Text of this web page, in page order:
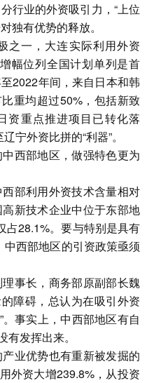
行业的外资吸引力，“上位
独有优势的释放。
之一，大连实际利用外资
幅位列全国计划单列是首
2022年间，来自日本和韩
重均超过50%，包括新致
资重点推进项目已转化落
宁外资比拼的“利器”。
西部地区，做强特色更为
部利用外资技术含量相对
新技术企业中位于东部地
占28.1%。要与特别是具有
中西部地区的引资政策亟须
事长，商务部原副部长魏
障碍，总认为在吸引外资
。事实上，中西部地区有自
发挥出来。
业优势也有重新被发掘的
外资大增239.8%，从投资